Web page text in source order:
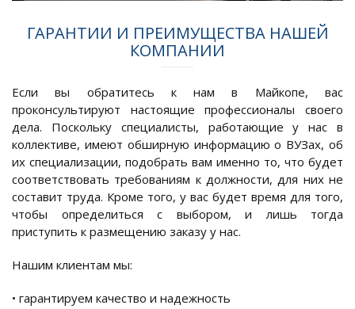
ГАРАНТИИ И ПРЕИМУЩЕСТВА НАШЕЙ
КОМПАНИИ
Если вы обратитесь к нам в Майкопе, вас
проконсультируют настоящие профессионалы своего
дела. Поскольку специалисты, работающие у нас в
коллективе, имеют обширную информацию о ВУЗах, об
их специализации, подобрать вам именно то, что будет
соответствовать требованиям к должности, для них не
составит труда. Кроме того, у вас будет время для того,
чтобы определиться с выбором, и лишь тогда
приступить к размещению заказу у нас.
Нашим клиентам мы:
• гарантируем качество и надежность